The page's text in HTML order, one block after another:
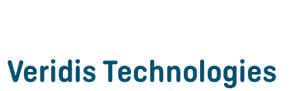
Veridis Technologies